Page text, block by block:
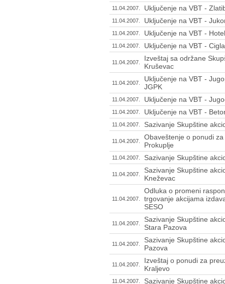
11.04.2007. Uključenje na VBT -
11.04.2007. Uključenje na VBT -
11.04.2007. Uključenje na VBT -
11.04.2007. Uključenje na VBT -
11.04.2007.
Izveštaj sa održane
Kruševac
11.04.2007.
Uključenje na VBT -
JGPK
11.04.2007. Uključenje na VBT -
11.04.2007. Uključenje na VBT -
11.04.2007. Sazivanje Skupštine
11.04.2007.
Obaveštenje o ponudi
Prokuplje
11.04.2007. Sazivanje Skupštine
11.04.2007.
Sazivanje Skupštine
Kneževac
11.04.2007.
Odluka o promeni
trgovanje akcijama
SESO
11.04.2007.
Sazivanje Skupštine
Stara Pazova
11.04.2007.
Sazivanje Skupštine
Pazova
11.04.2007.
Izveštaj o ponudi za
Kraljevo
11.04.2007. Sazivanje Skupštine